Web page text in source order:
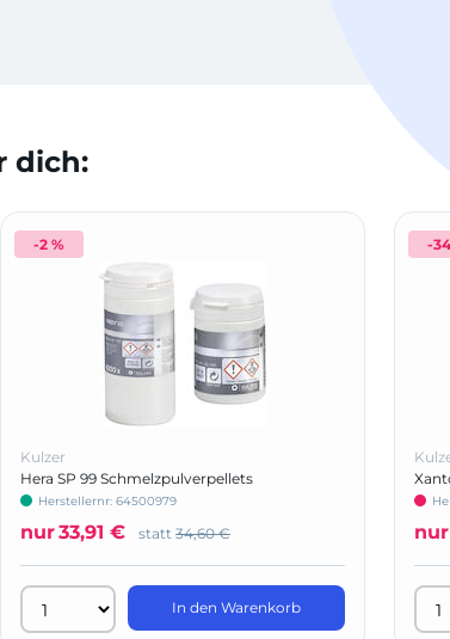
dich:
-2 %
Kulzer
Hera SP 99 Schmelzpulverpellets
Herstellernr: 64500979
nur33,91 € statt 34,60 €
In den Warenkorb
-
nur